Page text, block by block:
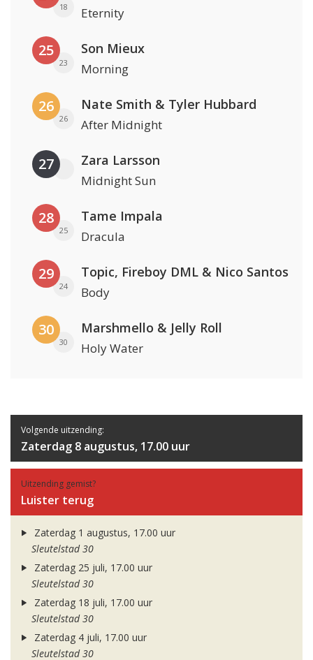
18 Eternity
25
23
Son Mieux
Morning
26
26
Nate Smith & Tyler Hubbard
After Midnight
27 Zara Larsson
Midnight Sun
28
25
Tame Impala
Dracula
29
24
Topic, Fireboy DML & Nico Santos
Body
30
30
Marshmello & Jelly Roll
Holy Water
Volgende uitzending:
Zaterdag 8 augustus, 17.00 uur
Uitzending gemist?
Luister terug
Zaterdag 1 augustus, 17.00 uur
Sleutelstad 30
Zaterdag 25 juli, 17.00 uur
Sleutelstad 30
Zaterdag 18 juli, 17.00 uur
Sleutelstad 30
Zaterdag 4 juli, 17.00 uur
Sleutelstad 30